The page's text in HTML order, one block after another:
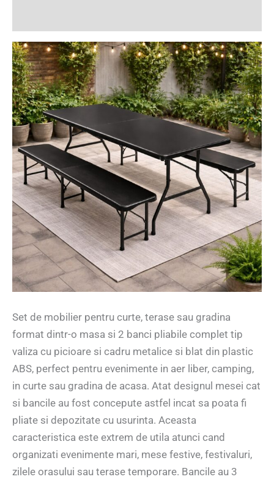
Set de mobilier pentru curte, terase sau gradina
format dintr-o masa si 2 banci pliabile complet tip
valiza cu picioare si cadru metalice si blat din plastic
ABS, perfect pentru evenimente in aer liber, camping,
in curte sau gradina de acasa. Atat designul mesei cat
si bancile au fost concepute astfel incat sa poata fi
pliate si depozitate cu usurinta. Aceasta
caracteristica este extrem de utila atunci cand
organizati evenimente mari, mese festive, festivaluri,
zilele orasului sau terase temporare. Bancile au 3